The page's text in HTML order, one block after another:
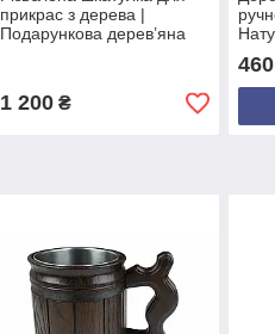
прикрас з дерева |
Подарункова дерев’яна
1 200₴
пива
460